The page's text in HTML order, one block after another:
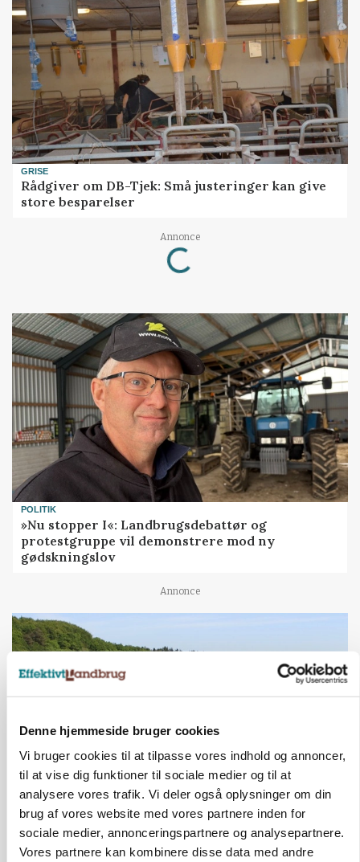
Denne hjemmeside bruger cookies
Vi bruger cookies til at tilpasse vores indhold og annoncer,
til at vise dig funktioner til sociale medier og til at
analysere vores trafik. Vi deler også oplysninger om din
brug af vores website med vores partnere inden for
sociale medier, annonceringspartnere og analysepartnere.
Vores partnere kan kombinere disse data med andre
GRISE
Rådgiver om DB-Tjek: Små justeringer kan give
store besparelser
Annonce
Loading...
POLITIK
»Nu stopper I«: Landbrugsdebattør og
protestgruppe vil demonstrere mod ny
gødskningslov
Annonce
KVÆG
Snart kan man søge tilskud til naturprojekter
Annonce